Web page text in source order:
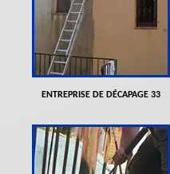
ENTREPRISE DE DÉCAPAGE 33